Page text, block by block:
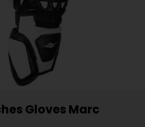
Gloves Marc